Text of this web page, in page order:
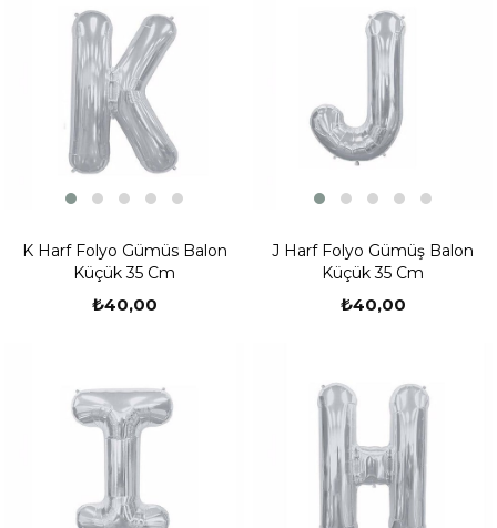
K Harf Folyo Gümüs Balon
Küçük 35 Cm
₺40,00
J Harf Folyo Gümüş Balon
Küçük 35 Cm
₺40,00